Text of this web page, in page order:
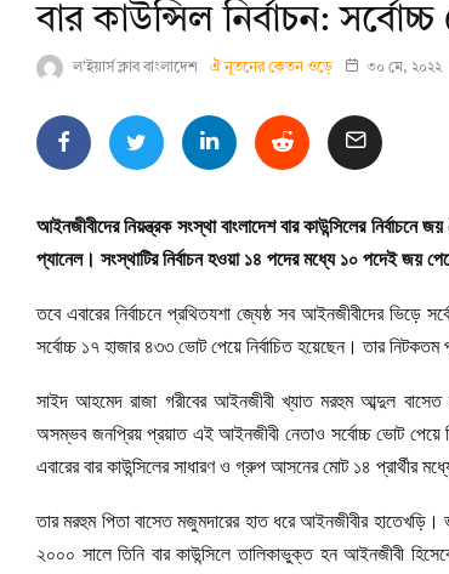
বার কাউন্সিল নির্বাচন:
ল'ইয়ার্স ক্লাব বাংলাদেশ ঐ নূতনের কেতন ওড়ে ৩০ মে, ২০২২
আইনজীবীদের নিয়ন্ত্রক সংস্থা বাংলাদেশ বার কাউন্সিলের
প্যানেল। সংস্থাটির নির্বাচন হওয়া ১৪ পদের মধ্যে ১০ পদেই জয়
তবে এবারের নির্বাচনে প্রথিতযশা জ্যেষ্ঠ সব আইনজীবীদের ভিড়ে
সর্বোচ্চ ১৭ হাজার ৪৩৩ ভোট পেয়ে নির্বাচিত হয়েছেন। তার
সাইদ আহমেদ রাজা গরীবের আইনজীবী খ্যাত মরহুম আব্দুল বাসেত
অসম্ভব জনপ্রিয় প্রয়াত এই আইনজীবী নেতাও সর্বোচ্চ ভোট পেয়ে
এবারের বার কাউন্সিলের সাধারণ ও গ্রুপ আসনের মোট ১৪ প্রার্থীর
তার মরহুম পিতা বাসেত মজুমদারের হাত ধরে আইনজীবীর হাতেখড়ি।
২০০০ সালে তিনি বার কাউন্সিলে তালিকাভুক্ত হন আইনজীবী